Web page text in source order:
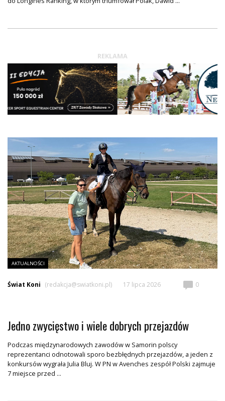
REKLAMA
AKTUALNOŚCI
Świat Koni (redakcja@swiatkoni.pl) 17 lipca 2026 0
Jedno zwycięstwo i wiele dobrych przejazdów
Podczas międzynarodowych zawodów w Samorin polscy
reprezentanci odnotowali sporo bezbłędnych przejazdów, a jeden z
konkursów wygrała Julia Bluj. W PN w Avenches zespół Polski zajmuje
7 miejsce przed ...